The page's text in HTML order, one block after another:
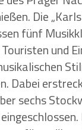
Die
fünf
und
Dabei
sechs